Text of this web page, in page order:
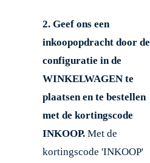
2. Geef ons een
inkoopopdracht door de
configuratie in de
WINKELWAGEN te
plaatsen en te bestellen
met de kortingscode
INKOOP. Met de
kortingscode 'INKOOP'